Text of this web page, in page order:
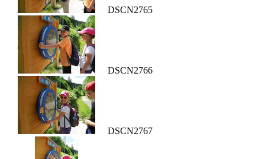
DSCN2765
DSCN2766
DSCN2767